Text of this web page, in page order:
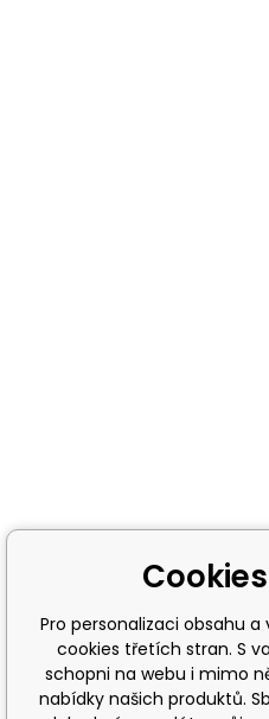
Cookies
Pro personalizaci obsahu
cookies třetích stran. S
schopni na webu i mimo
nabídky našich produktů.